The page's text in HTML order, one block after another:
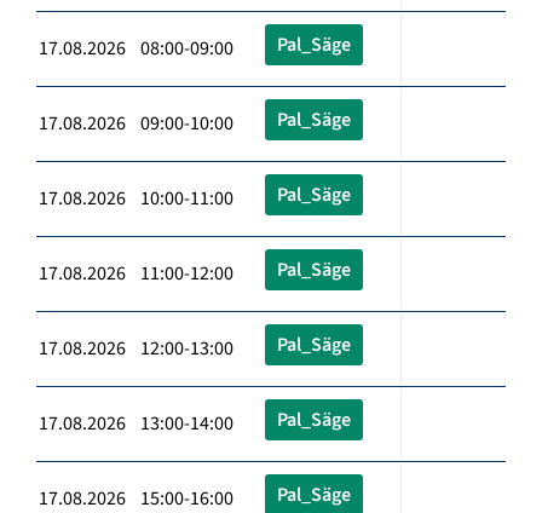
17.08.2026 08:00-09:00 Pal_Säge
17.08.2026 09:00-10:00 Pal_Säge
17.08.2026 10:00-11:00 Pal_Säge
17.08.2026 11:00-12:00 Pal_Säge
17.08.2026 12:00-13:00 Pal_Säge
17.08.2026 13:00-14:00 Pal_Säge
17.08.2026 15:00-16:00 Pal_Säge